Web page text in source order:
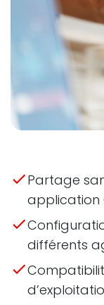
Partage
application
différents